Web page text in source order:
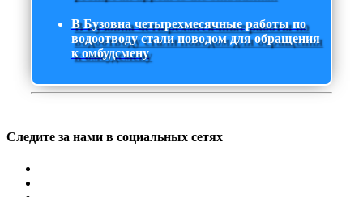
В Бузовна четырехмесячные работы по
водоотводу стали поводом для обращения
к омбудсмену
Следите за нами в социальных сетях